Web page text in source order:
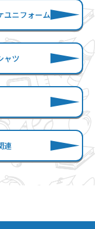
ユニフォーム
ャツ
連